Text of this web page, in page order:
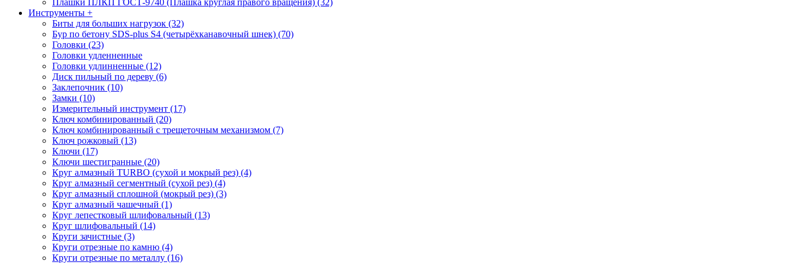
Плашки ПЛКП ГОСТ-9740 (Плашка круглая правого вращения) (32)
Инструменты +
Биты для больших нагрузок (32)
Бур по бетону SDS-plus S4 (четырёхканавочный шнек) (70)
Головки (23)
Головки удленненные
Головки удлинненные (12)
Диск пильный по дереву (6)
Заклепочник (10)
Замки (10)
Измерительный инструмент (17)
Ключ комбинированный (20)
Ключ комбинированный с трещеточным механизмом (7)
Ключ рожковый (13)
Ключи (17)
Ключи шестигранные (20)
Круг алмазный TURBO (сухой и мокрый рез) (4)
Круг алмазный сегментный (сухой рез) (4)
Круг алмазный сплошной (мокрый рез) (3)
Круг алмазный чашечный (1)
Круг лепестковый шлифовальный (13)
Круг шлифовальный (14)
Круги зачистные (3)
Круги отрезные по камню (4)
Круги отрезные по металлу (16)